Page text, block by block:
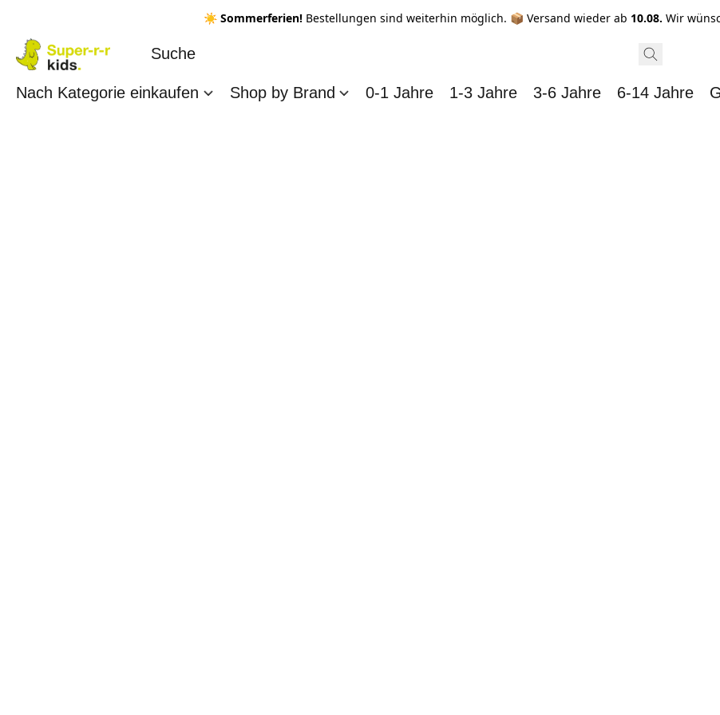
☀️ Sommerferien! Bestellungen sind weiterhin möglich. 📦 Versand wieder ab 10.08. Wir
Nach Kategorie einkaufen Shop by Brand 0-1 Jahre 1-3 Jahre 3-6 Jahre 6-14 Jahre